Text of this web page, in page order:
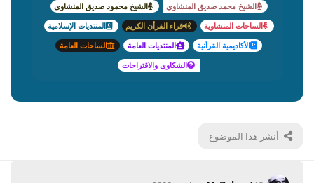
الشيخ محمد صديق المنشاوي
الشيخ محمود صديق المنشاوى
الساحات المنشاوية
قراء القرأن الكريم
المنتديات الإسلامية
الأكاديمية القرأنية
المنتديات العامة
الساحات العامة
الشكاوى والاقتراحات
أنشر هذا الموضوع